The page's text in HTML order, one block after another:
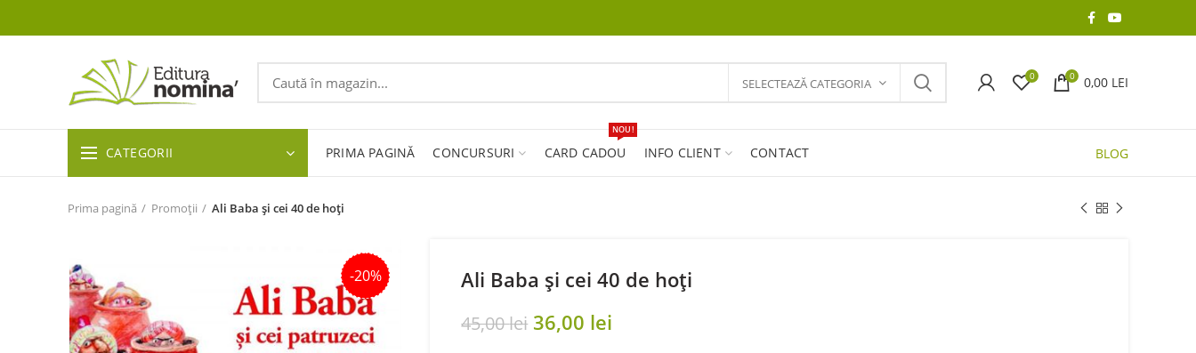
SELECTEAZĂ CATEGORIA 0 0 0,00 LEI
CATEGORII PRIMA PAGINĂ CONCURSURI CARD CADOU
NOU!
INFO CLIENT CONTACT BLOG
Prima pagină Promoții Ali Baba și cei 40 de hoți
-20% Ali Baba și cei 40 de hoți
45,00lei Original
36,00 lei